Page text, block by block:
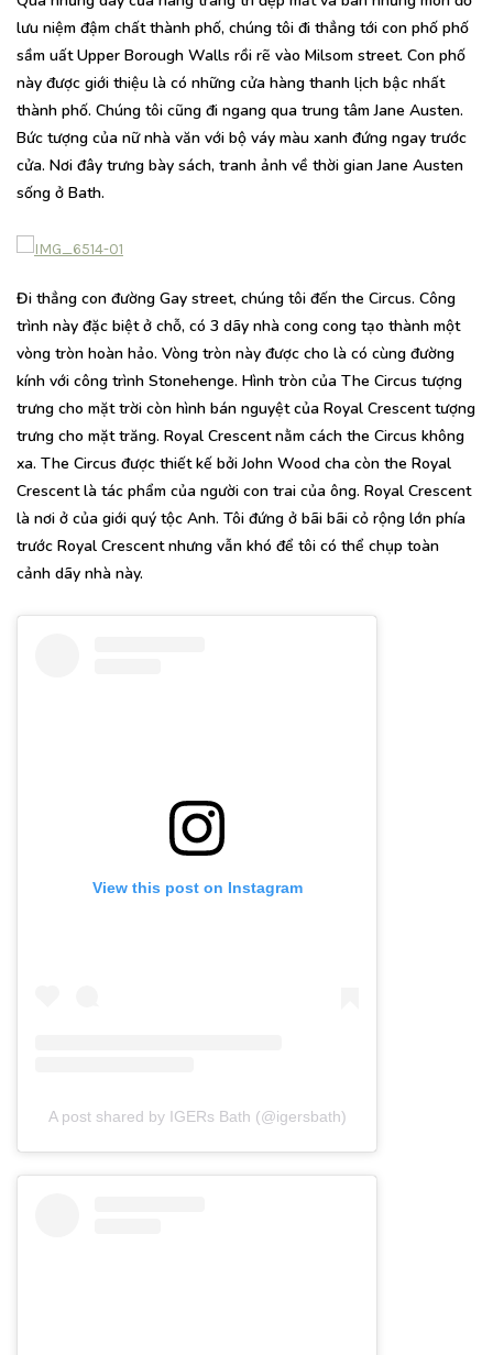
lưu niệm đậm chất thành phố, chúng tôi đi thẳng tới con phố phố
sầm uất Upper Borough Walls rồi rẽ vào Milsom street. Con phố
này được giới thiệu là có những cửa hàng thanh lịch bậc nhất
thành phố. Chúng tôi cũng đi ngang qua trung tâm Jane Austen.
Bức tượng của nữ nhà văn với bộ váy màu xanh đứng ngay trước
cửa. Nơi đây trưng bày sách, tranh ảnh về thời gian Jane Austen
sống ở Bath.
Đi thẳng con đường Gay street, chúng tôi đến the Circus. Công
trình này đặc biệt ở chỗ, có 3 dãy nhà cong cong tạo thành một
vòng tròn hoàn hảo. Vòng tròn này được cho là có cùng đường
kính với công trình Stonehenge. Hình tròn của The Circus tượng
trưng cho mặt trời còn hình bán nguyệt của Royal Crescent tượng
trưng cho mặt trăng. Royal Crescent nằm cách the Circus không
xa. The Circus được thiết kế bởi John Wood cha còn the Royal
Crescent là tác phẩm của người con trai của ông. Royal Crescent
là nơi ở của giới quý tộc Anh. Tôi đứng ở bãi bãi cỏ rộng lớn phía
trước Royal Crescent nhưng vẫn khó để tôi có thể chụp toàn
cảnh dãy nhà này.
View this post on Instagram
A post shared by IGERs Bath (@igersbath)